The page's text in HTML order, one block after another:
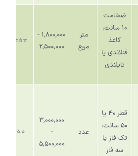
ضخامت
۱۰ سانت،
کاغذ
فنلاندی یا
تایلندی
متر
مربع
۱,۸۰۰,۰۰۰ -
۲,۵۰۰,۰۰۰
⭐️⭐️⭐️⭐️
قطر ۴۰ یا
۵۰ سانت،
تک فاز یا
سه فاز
عدد
۳,۰۰۰,۰۰۰
-
۵,۵۰۰,۰۰۰
⭐️⭐️⭐️